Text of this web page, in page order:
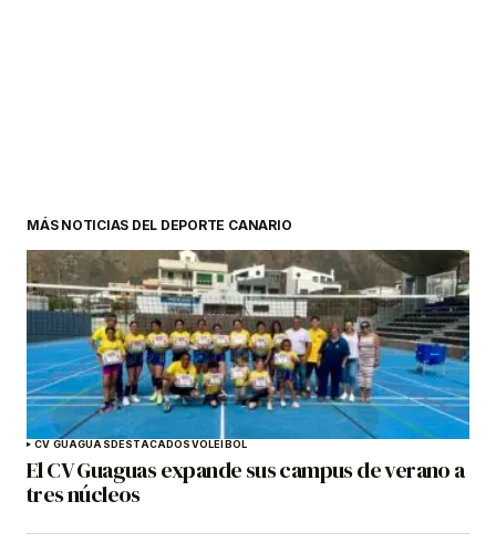
MÁS NOTICIAS DEL DEPORTE CANARIO
CV GUAGUASDESTACADOSVOLEIBOL
El CV Guaguas expande sus campus de verano a
tres núcleos